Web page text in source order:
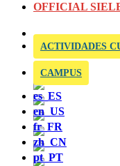
OFFICIAL
ACTIVIDADES
CAMPUS